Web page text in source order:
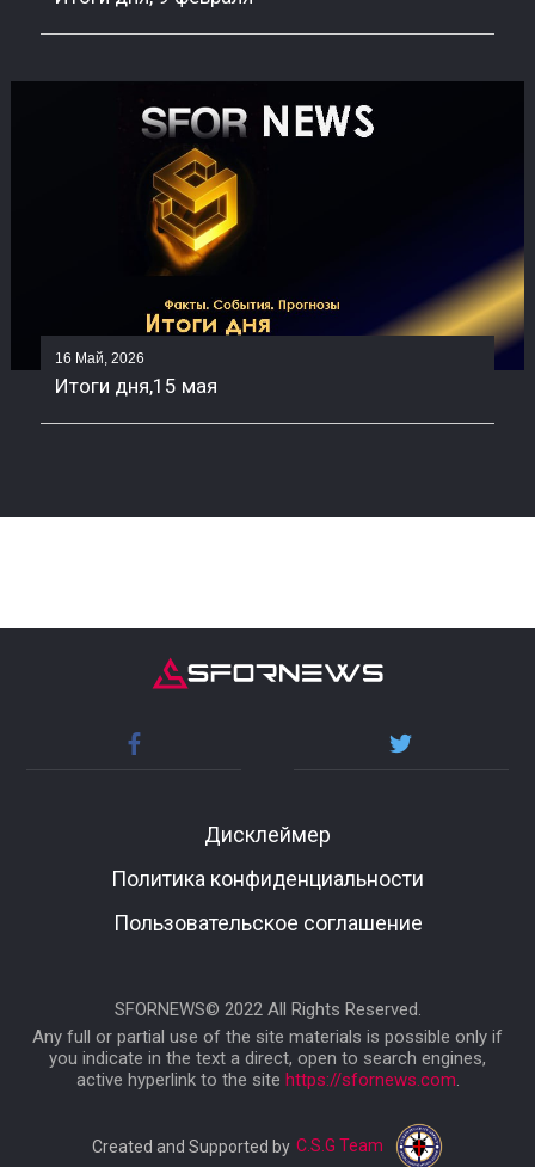
16 Май, 2026
Итоги дня,15 мая
Дисклеймер
Политика конфиденциальности
Пользовательское соглашение
SFORNEWS© 2022 All Rights Reserved.
Any full or partial use of the site materials is possible only if
you indicate in the text a direct, open to search engines,
active hyperlink to the site https://sfornews.com.
Created and Supported by C.S.G Team